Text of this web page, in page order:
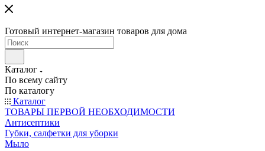
Готовый интернет-магазин товаров для дома
Каталог
По всему сайту
По каталогу
Каталог
ТОВАРЫ ПЕРВОЙ НЕОБХОДИМОСТИ
Антисептики
Губки, салфетки для уборки
Мыло